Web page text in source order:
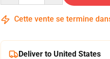
Cette vente se termine
Deliver to United States